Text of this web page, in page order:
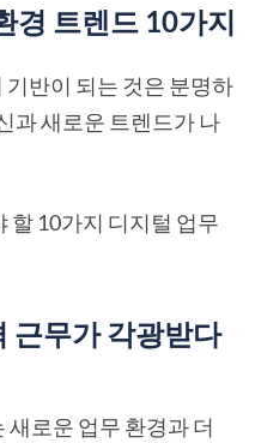
경 트렌드 10가지
반이 되는 것은 분명하
과 새로운 트렌드가 나
할 10가지 디지털 업무
근무가 각광받다
로운 업무 환경과 더